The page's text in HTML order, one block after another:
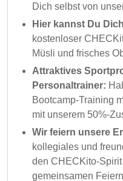
Dich selbst von
Hier kannst Du
kostenloser
Müsli und frisches
Attraktives
Personaltrainer:
Bootcamp-Training
mit unserem 50%-
Wir feiern unsere
kollegiales und
den CHECKito-
gemeinsamen